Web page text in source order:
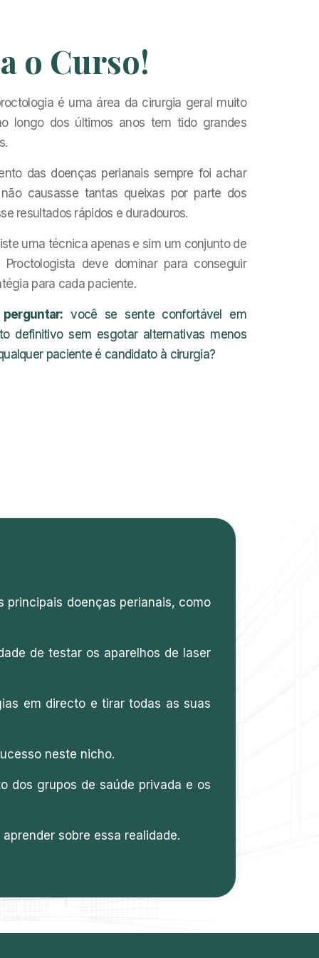
o Curso!
é uma área da cirurgia geral muito
longo dos últimos anos tem tido grandes
das doenças perianais sempre foi achar
causasse tantas queixas por parte dos
resultados rápidos e duradouros.
uma técnica apenas e sim um conjunto de
deve dominar para conseguir
para cada paciente.
você se sente confortável em
definitivo sem esgotar alternativas menos
paciente é candidato à cirurgia?
principais doenças perianais, como
de testar os aparelhos de laser
em directo e tirar todas as suas
neste nicho.
dos grupos de saúde privada e os
sobre essa realidade.